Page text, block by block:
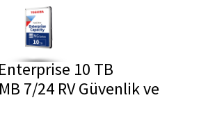
10 TB
7/24 RV Güvenlik ve